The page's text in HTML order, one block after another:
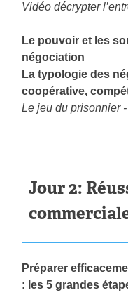
Vidéo décrypter
Le pouvoir et les
négociation
La typologie des
coopérative,
Le jeu du prisonnier
Jour 2:
Préparer
: les 5 grandes